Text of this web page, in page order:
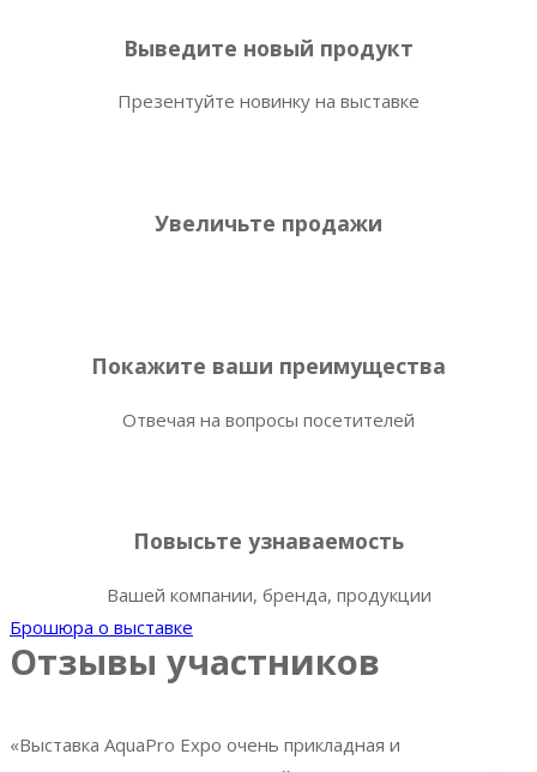
Выведите новый продукт
Презентуйте новинку на выставке
Увеличьте продажи
Покажите ваши преимущества
Отвечая на вопросы посетителей
Повысьте узнаваемость
Вашей компании, бренда, продукции
Брошюра о выставке
Отзывы участников
«Выставка AquaPro Expo очень прикладная и